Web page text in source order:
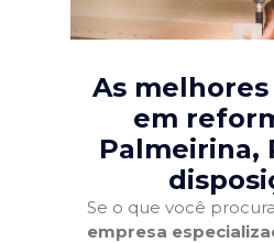
As
em
Palmeirina,
Se o que você
empresa